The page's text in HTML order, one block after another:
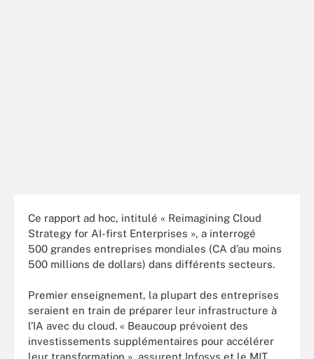
Ce rapport ad hoc, intitulé « Reimagining Cloud
Strategy for AI-first Enterprises », a interrogé
500 grandes entreprises mondiales (CA d’au moins
500 millions de dollars) dans différents secteurs.
Premier enseignement, la plupart des entreprises
seraient en train de préparer leur infrastructure à
l’IA avec du cloud. « Beaucoup prévoient des
investissements supplémentaires pour accélérer
leur transformation », assurent Infosys et le MIT.